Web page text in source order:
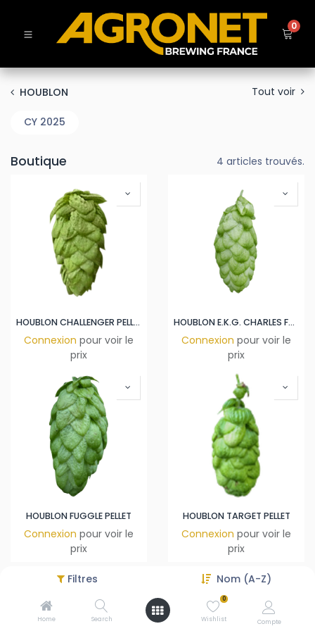
Filtres Nom (A-Z)
Home Search
0
Wishlist Compte
0
HOUBLON Tout voir
CY 2025
Boutique 4 articles trouvés.
HOUBLON CHALLENGER PELLET
Connexion pour voir le
prix
HOUBLON E.K.G. CHARLES FARAM
Connexion pour voir le
prix
HOUBLON FUGGLE PELLET
Connexion pour voir le
prix
HOUBLON TARGET PELLET
Connexion pour voir le
prix